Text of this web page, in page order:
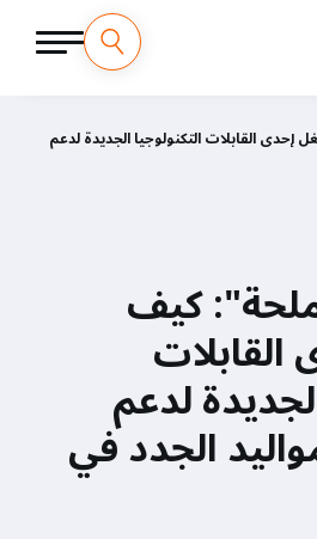
القابلات التكنولوجيا الجديدة لدعم
كيف
لدعم
الجدد في